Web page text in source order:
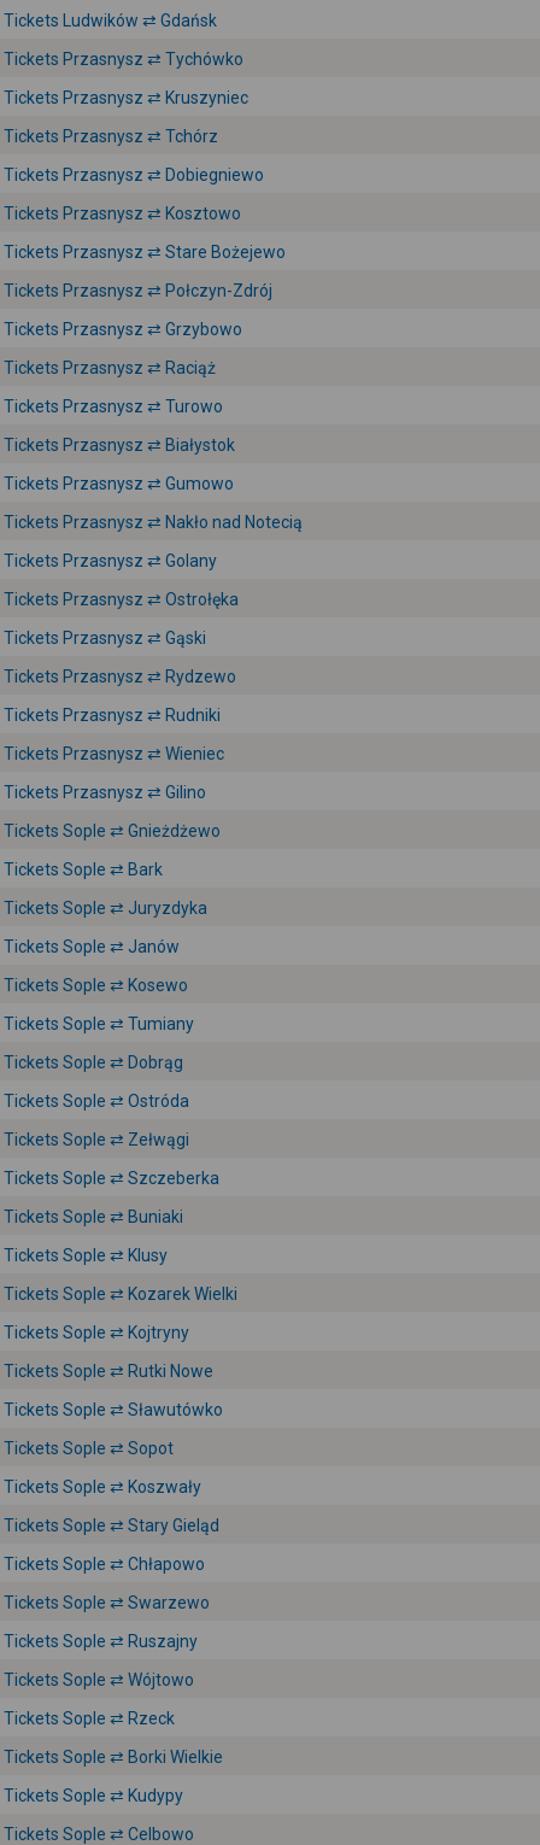
Tickets Ludwików ⇄ Gdańsk
Tickets Przasnysz ⇄ Tychówko
Tickets Przasnysz ⇄ Kruszyniec
Tickets Przasnysz ⇄ Tchórz
Tickets Przasnysz ⇄ Dobiegniewo
Tickets Przasnysz ⇄ Kosztowo
Tickets Przasnysz ⇄ Stare Bożejewo
Tickets Przasnysz ⇄ Połczyn-Zdrój
Tickets Przasnysz ⇄ Grzybowo
Tickets Przasnysz ⇄ Raciąż
Tickets Przasnysz ⇄ Turowo
Tickets Przasnysz ⇄ Białystok
Tickets Przasnysz ⇄ Gumowo
Tickets Przasnysz ⇄ Nakło nad Notecią
Tickets Przasnysz ⇄ Golany
Tickets Przasnysz ⇄ Ostrołęka
Tickets Przasnysz ⇄ Gąski
Tickets Przasnysz ⇄ Rydzewo
Tickets Przasnysz ⇄ Rudniki
Tickets Przasnysz ⇄ Wieniec
Tickets Przasnysz ⇄ Gilino
Tickets Sople ⇄ Gnieżdżewo
Tickets Sople ⇄ Bark
Tickets Sople ⇄ Juryzdyka
Tickets Sople ⇄ Janów
Tickets Sople ⇄ Kosewo
Tickets Sople ⇄ Tumiany
Tickets Sople ⇄ Dobrąg
Tickets Sople ⇄ Ostróda
Tickets Sople ⇄ Zełwągi
Tickets Sople ⇄ Szczeberka
Tickets Sople ⇄ Buniaki
Tickets Sople ⇄ Klusy
Tickets Sople ⇄ Kozarek Wielki
Tickets Sople ⇄ Kojtryny
Tickets Sople ⇄ Rutki Nowe
Tickets Sople ⇄ Sławutówko
Tickets Sople ⇄ Sopot
Tickets Sople ⇄ Koszwały
Tickets Sople ⇄ Stary Gieląd
Tickets Sople ⇄ Chłapowo
Tickets Sople ⇄ Swarzewo
Tickets Sople ⇄ Ruszajny
Tickets Sople ⇄ Wójtowo
Tickets Sople ⇄ Rzeck
Tickets Sople ⇄ Borki Wielkie
Tickets Sople ⇄ Kudypy
Tickets Sople ⇄ Celbowo